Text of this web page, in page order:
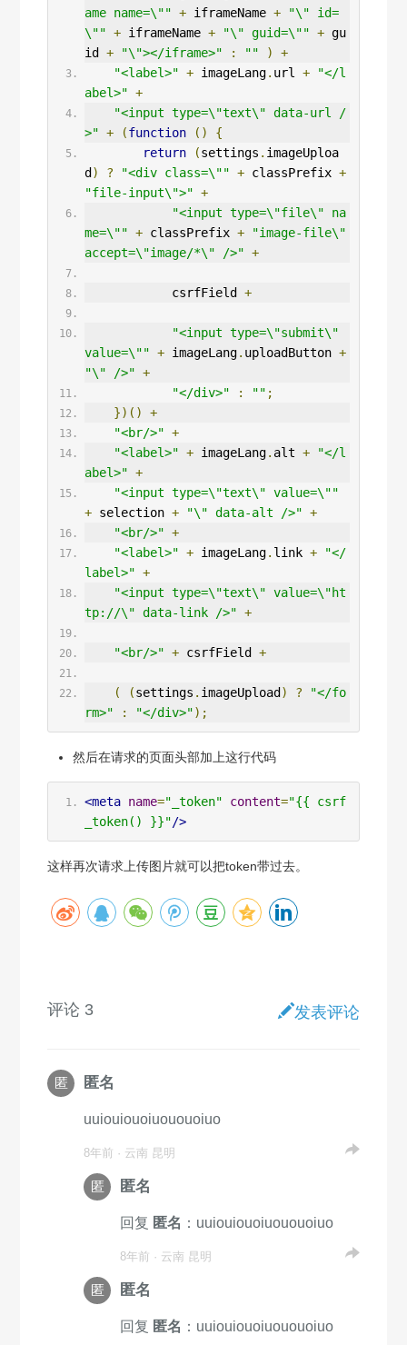
ame name=\"" + iframeName +
"\" id=
\"" + iframeName + "\" guid=\"" + gu
id + "\"></iframe>" : "" )
+
"<label>" + imageLang. url +
"</l
abel>" +
"<input type=\"text\" data-url /
>" + (function ()
{
return
(settings . imageUploa
d) ? "<div class=\"" + classPrefix +
"file-input\">" +
"<input type=\"file\" na
me=\"" + classPrefix +
"image-file\"
accept=\"image/*\" />" +
            csrfField
+
"<input type=\"submit\"
value=\"" + imageLang. uploadButton +
"\" />" +
"</div>"
: "" ;
})()
+
"<br/>" +
"<label>" + imageLang. alt +
"</l
abel>" +
"<input type=\"text\" value=\""
+ selection + "\" data-alt />" +
"<br/>" +
"<label>" + imageLang. link +
"</
label>" +
"<input type=\"text\" value=\"ht
tp://\" data-link />" +
"<br/>" + csrfField +
( (settings . imageUpload) ?
"</fo
rm>"
: "</div>");
然后在请求的页面头部加上这行代码
<meta name="_token" content="{{ csrf
_token() }}"/>
这样再次请求上传图片就可以把token带过去。
评论 3 发表评论
匿 匿名
uuiouiouoiuououoiuo
8年前 · 云南 昆明
匿 匿名
回复 匿名 ：uuiouiouoiuououoiuo
8年前 · 云南 昆明
匿 匿名
回复 匿名 ：uuiouiouoiuououoiuo